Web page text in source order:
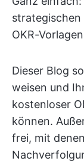
OKR-
Dieser Blog
weisen und
kostenloser
können.
frei, mit